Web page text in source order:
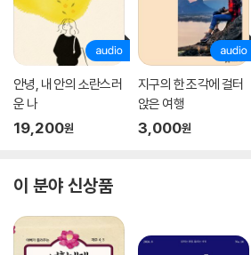
또한 모든 이가 어느 다락방에 쌓인 낡은 몰락
문득 자연스러워지는 오후 한때
-「일대기」 부분
진은영의 시가 ‘하나의 사건을 둘러싼 몇 겹’의
을까?”(뒤표지 시인의 글) 하는 시인 자신을 향
있는 다수의 명명들은 대개 미적인 것과 논리
있다(“별들이 움직이지 않는 물 위를 고요가
아이가 있었다는 사실/오늘 밤에도 그 애가 친
안녕, 내 안의 소란스러
운 나
19,200원
지구의 한 조각에 걸터
앉은 여행
3,000원
이 분야 신상품